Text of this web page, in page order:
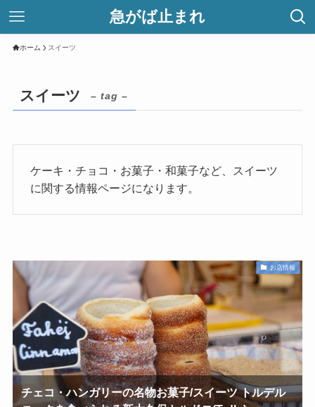
急がば止まれ
ホーム スイーツ
スイーツ – tag –
ケーキ・チョコ・お菓子・和菓子など、スイーツ
に関する情報ページになります。
お店情報
チェコ・ハンガリーの名物お菓子/スイーツ トルデル